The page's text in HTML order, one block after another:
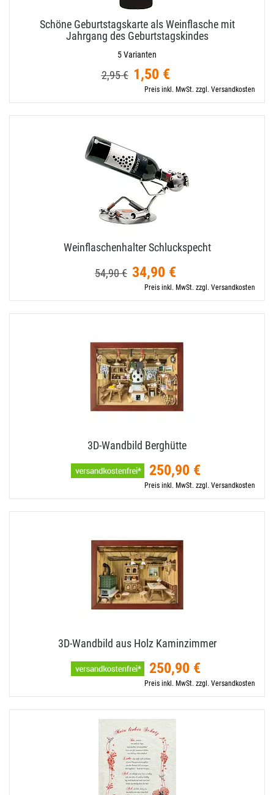
Schöne Geburtstagskarte als Weinflasche mit
Jahrgang des Geburtstagskindes
5 Varianten
2,95 € 1,50 €
Preis inkl. MwSt. zzgl. Versandkosten
Weinflaschenhalter Schluckspecht
54,90 € 34,90 €
Preis inkl. MwSt. zzgl. Versandkosten
3D-​Wandbild Berghütte
250,90 €
Preis inkl. MwSt. zzgl. Versandkosten
3D-​Wandbild aus Holz Kaminzimmer
250,90 €
Preis inkl. MwSt. zzgl. Versandkosten